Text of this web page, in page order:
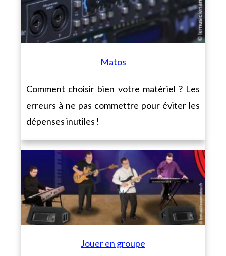
Matos
Comment choisir bien votre matériel ? Les
erreurs à ne pas commettre pour éviter les
dépenses inutiles !
Jouer en groupe